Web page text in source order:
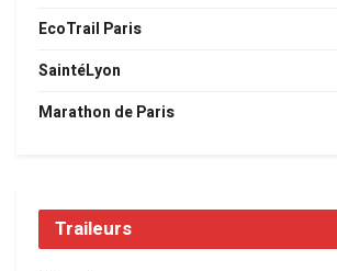
EcoTrail Paris
SaintéLyon
Marathon de Paris
Traileurs